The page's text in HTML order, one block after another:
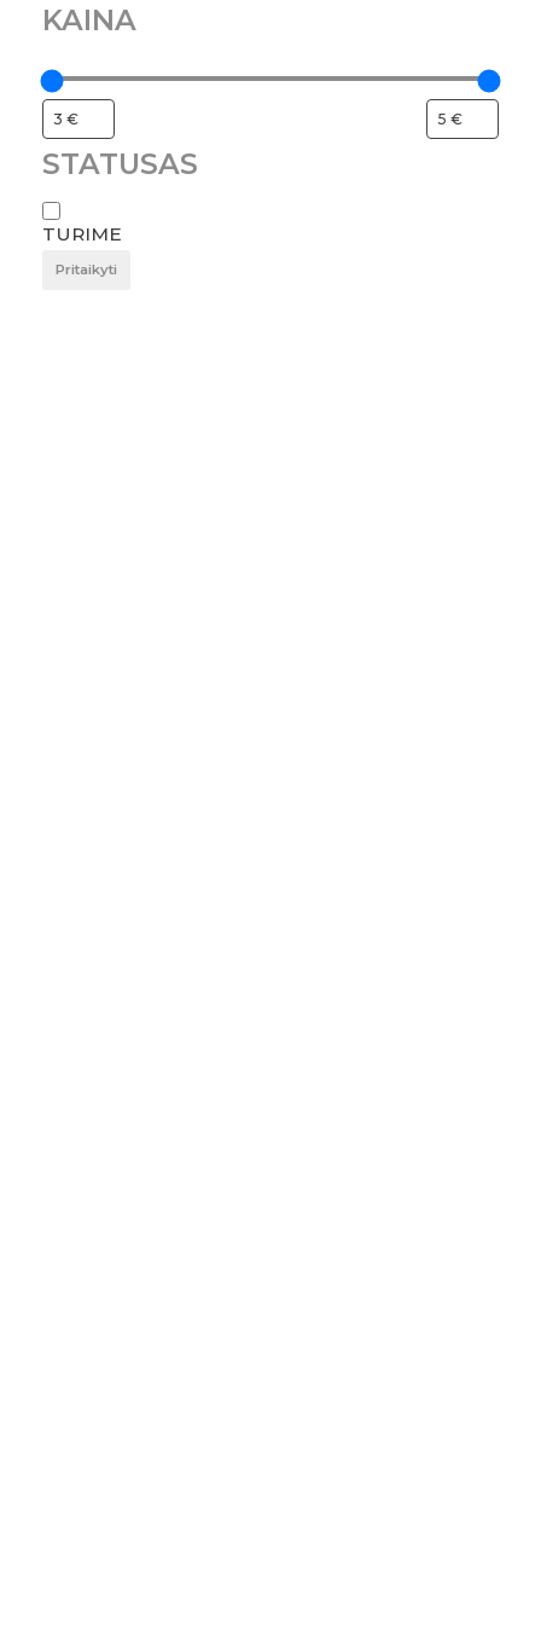
KAINA
STATUSAS
TURIME
Pritaikyti